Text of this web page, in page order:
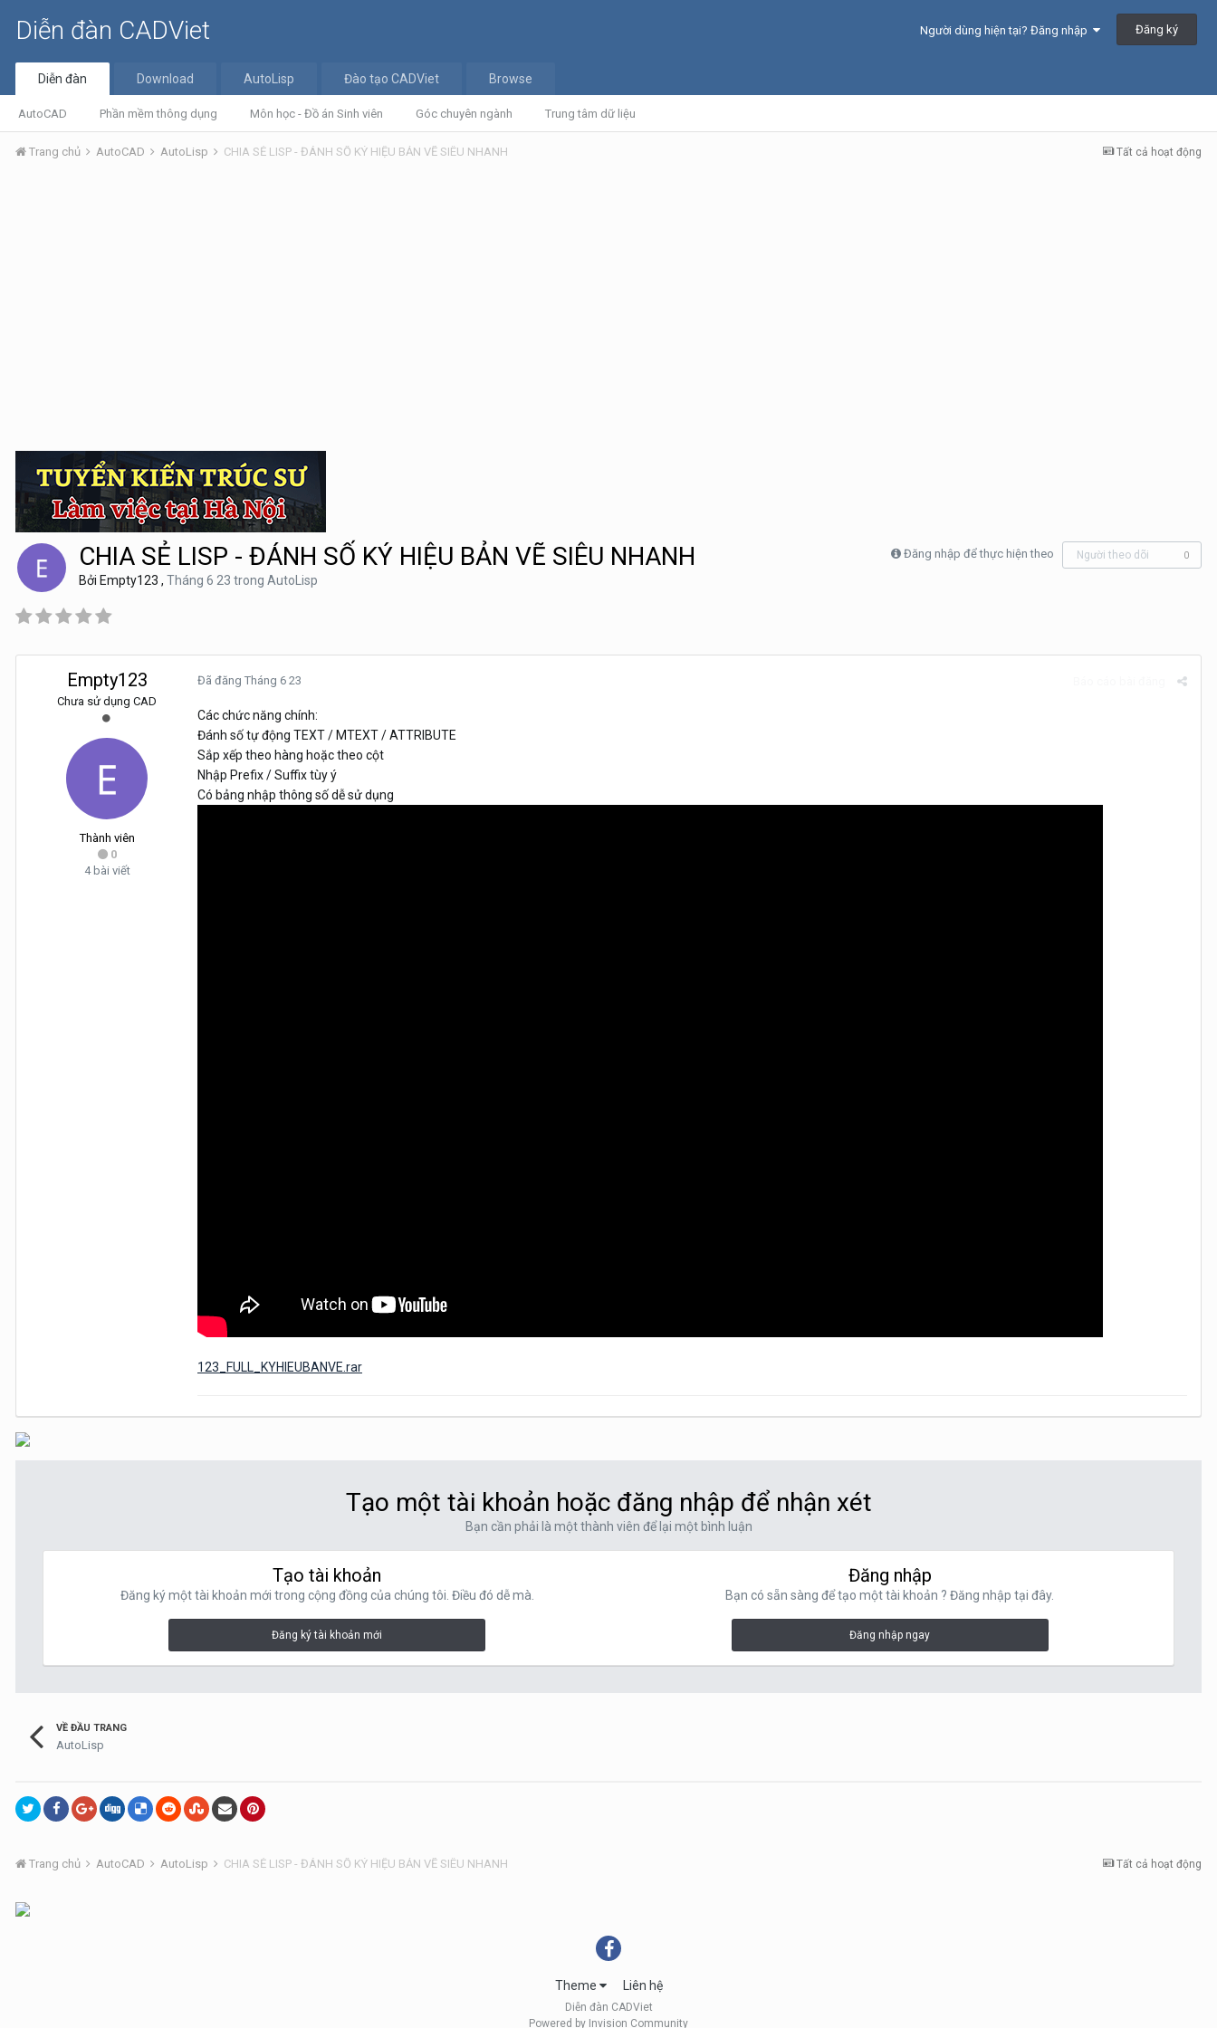
Diễn đàn CADViet Người dùng hiện tại? Đăng nhập Đăng ký
Diễn đàn
AutoCAD Phần mềm thông dụng Môn học - Đồ án Sinh viên Góc chuyên ngành Trung tâm dữ liệu
Download AutoLisp Đào tạo CADViet Browse
Tất cả hoạt động
Trang chủ AutoCAD AutoLisp CHIA SẺ LISP - ĐÁNH SỐ KÝ HIỆU BẢN VẼ SIÊU NHANH
Đăng nhập để thực hiện theo Người theo dõi 0
CHIA SẺ LISP - ĐÁNH SỐ KÝ HIỆU BẢN VẼ SIÊU NHANH
Bởi Empty123 , Tháng 6 23 trong AutoLisp
Empty123
Chưa sử dụng CAD
Thành viên
0
4 bài viết
Đã đăng Tháng 6 23
Các chức năng chính:
Đánh số tự động TEXT / MTEXT / ATTRIBUTE
Sắp xếp theo hàng hoặc theo cột
Nhập Prefix / Suffix tùy ý
Có bảng nhập thông số dễ sử dụng
123_FULL_KYHIEUBANVE.rar
Tạo một tài khoản hoặc đăng nhập để nhận xét
Bạn cần phải là một thành viên để lại một bình luận
Tạo tài khoản
Đăng ký một tài khoản mới trong cộng đồng của chúng tôi. Điều đó dễ mà.
Đăng ký tài khoản mới
Đăng nhập
Bạn có sẵn sàng để tạo một tài khoản ? Đăng nhập tại đây.
Đăng nhập ngay
VỀ ĐẦU TRANG
AutoLisp
Tất cả hoạt động
Trang chủ AutoCAD AutoLisp CHIA SẺ LISP - ĐÁNH SỐ KÝ HIỆU BẢN VẼ SIÊU NHANH
Theme Liên hệ
Diễn đàn CADViet
Powered by Invision Community